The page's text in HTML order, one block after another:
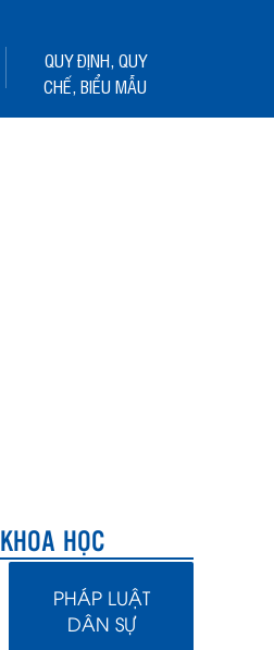
QUY ĐỊNH, QUY
CHẾ, BIỂU MẪU
HỌC
PHÁP LUẬT
DÂN SỰ